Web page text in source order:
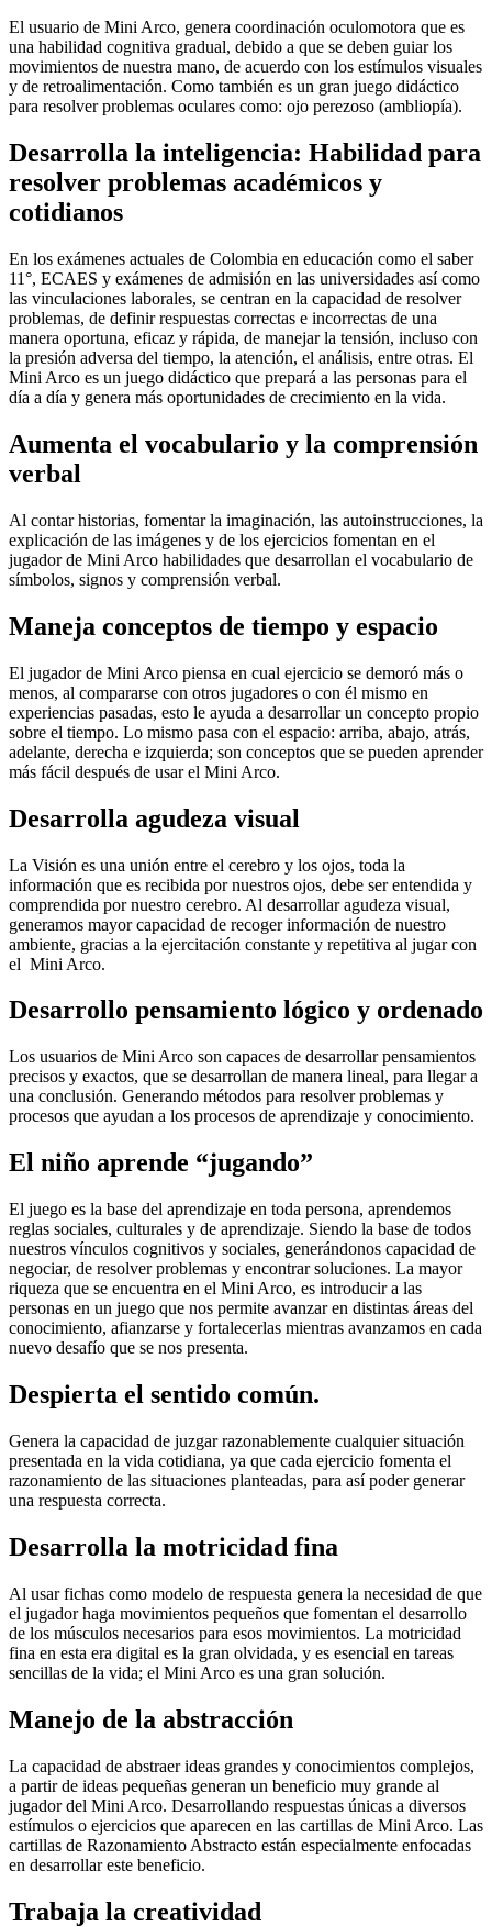
El usuario de Mini Arco, genera coordinación oculomotora que es
una habilidad cognitiva gradual, debido a que se deben guiar los
movimientos de nuestra mano, de acuerdo con los estímulos visuales
y de retroalimentación. Como también es un gran juego didáctico
para resolver problemas oculares como: ojo perezoso (ambliopía).
Desarrolla la inteligencia: Habilidad para
resolver problemas académicos y
cotidianos
En los exámenes actuales de Colombia en educación como el saber
11°, ECAES y exámenes de admisión en las universidades así como
las vinculaciones laborales, se centran en la capacidad de resolver
problemas, de definir respuestas correctas e incorrectas de una
manera oportuna, eficaz y rápida, de manejar la tensión, incluso con
la presión adversa del tiempo, la atención, el análisis, entre otras. El
Mini Arco es un juego didáctico que prepará a las personas para el
día a día y genera más oportunidades de crecimiento en la vida.
Aumenta el vocabulario y la comprensión
verbal
Al contar historias, fomentar la imaginación, las autoinstrucciones, la
explicación de las imágenes y de los ejercicios fomentan en el
jugador de Mini Arco habilidades que desarrollan el vocabulario de
símbolos, signos y comprensión verbal.
Maneja conceptos de tiempo y espacio
El jugador de Mini Arco piensa en cual ejercicio se demoró más o
menos, al compararse con otros jugadores o con él mismo en
experiencias pasadas, esto le ayuda a desarrollar un concepto propio
sobre el tiempo. Lo mismo pasa con el espacio: arriba, abajo, atrás,
adelante, derecha e izquierda; son conceptos que se pueden aprender
más fácil después de usar el Mini Arco.
Desarrolla agudeza visual
La Visión es una unión entre el cerebro y los ojos, toda la
información que es recibida por nuestros ojos, debe ser entendida y
comprendida por nuestro cerebro. Al desarrollar agudeza visual,
generamos mayor capacidad de recoger información de nuestro
ambiente, gracias a la ejercitación constante y repetitiva al jugar con
el Mini Arco.
Desarrollo pensamiento lógico y ordenado
Los usuarios de Mini Arco son capaces de desarrollar pensamientos
precisos y exactos, que se desarrollan de manera lineal, para llegar a
una conclusión. Generando métodos para resolver problemas y
procesos que ayudan a los procesos de aprendizaje y conocimiento.
El niño aprende “jugando”
El juego es la base del aprendizaje en toda persona, aprendemos
reglas sociales, culturales y de aprendizaje. Siendo la base de todos
nuestros vínculos cognitivos y sociales, generándonos capacidad de
negociar, de resolver problemas y encontrar soluciones. La mayor
riqueza que se encuentra en el Mini Arco, es introducir a las
personas en un juego que nos permite avanzar en distintas áreas del
conocimiento, afianzarse y fortalecerlas mientras avanzamos en cada
nuevo desafío que se nos presenta.
Despierta el sentido común.
Genera la capacidad de juzgar razonablemente cualquier situación
presentada en la vida cotidiana, ya que cada ejercicio fomenta el
razonamiento de las situaciones planteadas, para así poder generar
una respuesta correcta.
Desarrolla la motricidad fina
Al usar fichas como modelo de respuesta genera la necesidad de que
el jugador haga movimientos pequeños que fomentan el desarrollo
de los músculos necesarios para esos movimientos. La motricidad
fina en esta era digital es la gran olvidada, y es esencial en tareas
sencillas de la vida; el Mini Arco es una gran solución.
Manejo de la abstracción
La capacidad de abstraer ideas grandes y conocimientos complejos,
a partir de ideas pequeñas generan un beneficio muy grande al
jugador del Mini Arco. Desarrollando respuestas únicas a diversos
estímulos o ejercicios que aparecen en las cartillas de Mini Arco. Las
cartillas de Razonamiento Abstracto están especialmente enfocadas
en desarrollar este beneficio.
Trabaja la creatividad